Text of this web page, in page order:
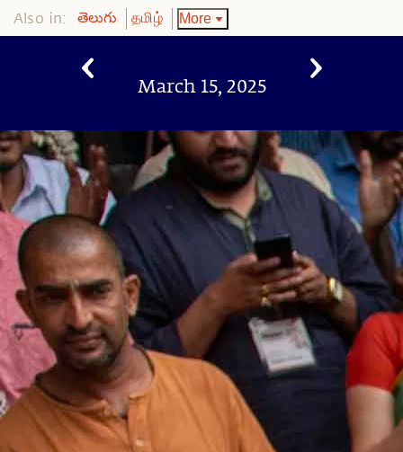
Also in: తెలుగు தமிழ் More
March 15, 2025